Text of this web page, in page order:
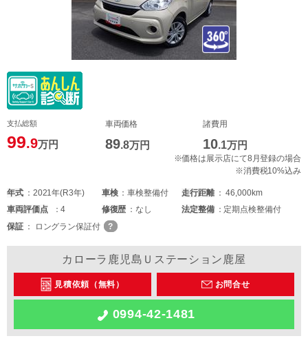
支払総額
99.9万円
車両価格
89.8万円
諸費用
10.1万円
※価格は展示店にて8月登録の場合
※消費税10%込み
年式 2021年(R3年) 車検 車検整備付 走行距離
46,000km
車両評価点 4 修復歴 なし 法定整備
定期点検整備付
保証
ロングラン保証付
カローラ鹿児島Ｕステーション鹿屋
見積依頼（無料） お問合せ
0994-42-1481